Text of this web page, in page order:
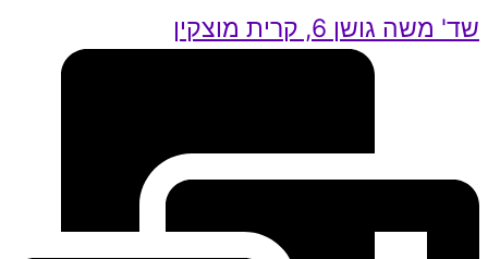
שד' משה גושן 6, קרית מוצקין